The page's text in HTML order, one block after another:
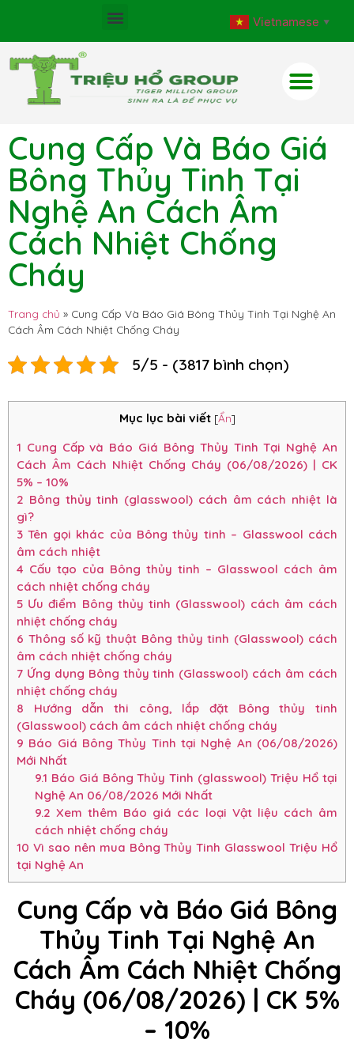
Vietnamese ▼
Cung Cấp Và Báo Giá
Bông Thủy Tinh Tại
Nghệ An Cách Âm
Cách Nhiệt Chống
Cháy
Trang chủ » Cung Cấp Và Báo Giá Bông Thủy Tinh Tại Nghệ An
Cách Âm Cách Nhiệt Chống Cháy
5/5 - (3817 bình chọn)
Mục lục bài viết [Ẩn]
1 Cung Cấp và Báo Giá Bông Thủy Tinh Tại Nghệ An
Cách Âm Cách Nhiệt Chống Cháy (06/08/2026) | CK
5% – 10%
2 Bông thủy tinh (glasswool) cách âm cách nhiệt là
gì?
3 Tên gọi khác của Bông thủy tinh – Glasswool cách
âm cách nhiệt
4 Cấu tạo của Bông thủy tinh – Glasswool cách âm
cách nhiệt chống cháy
5 Ưu điểm Bông thủy tinh (Glasswool) cách âm cách
nhiệt chống cháy
6 Thông số kỹ thuật Bông thủy tinh (Glasswool) cách
âm cách nhiệt chống cháy
7 Ứng dụng Bông thủy tinh (Glasswool) cách âm cách
nhiệt chống cháy
8 Hướng dẫn thi công, lắp đặt Bông thủy tinh
(Glasswool) cách âm cách nhiệt chống cháy
9 Báo Giá Bông Thủy Tinh tại Nghệ An (06/08/2026)
Mới Nhất
9.1 Báo Giá Bông Thủy Tinh (glasswool) Triệu Hổ tại
Nghệ An 06/08/2026 Mới Nhất
9.2 Xem thêm Báo giá các loại Vật liệu cách âm
cách nhiệt chống cháy
10 Vì sao nên mua Bông Thủy Tinh Glasswool Triệu Hổ
tại Nghệ An
Cung Cấp và Báo Giá Bông
Thủy Tinh Tại Nghệ An
Cách Âm Cách Nhiệt Chống
Cháy (06/08/2026) | CK 5%
– 10%